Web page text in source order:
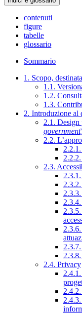
contenuti
figure
tabelle
glossario
Sommario
1. Scopo,
1.1.
1.2.
1.3.
2. Introduzione al
2.1. Design
government
2.2.
2.3.
2.4. Privacy